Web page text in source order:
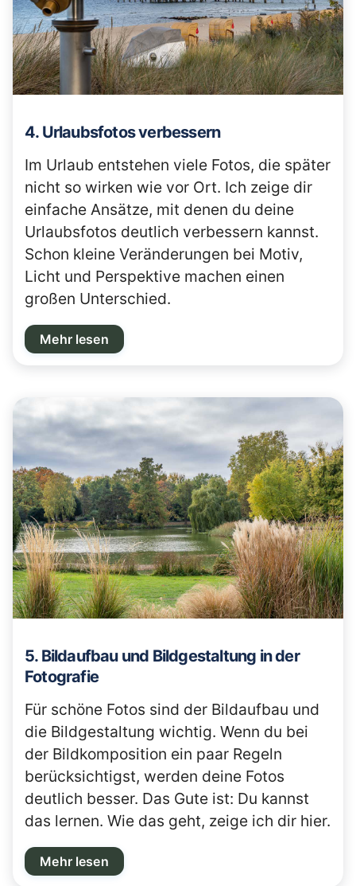
4. Urlaubsfotos verbessern
Im Urlaub entstehen viele Fotos, die später
nicht so wirken wie vor Ort. Ich zeige dir
einfache Ansätze, mit denen du deine
Urlaubsfotos deutlich verbessern kannst.
Schon kleine Veränderungen bei Motiv,
Licht und Perspektive machen einen
großen Unterschied.
Mehr lesen
5. Bildaufbau und Bildgestaltung in der
Fotografie
Für schöne Fotos sind der Bildaufbau und
die Bildgestaltung wichtig. Wenn du bei
der Bildkomposition ein paar Regeln
berücksichtigst, werden deine Fotos
deutlich besser. Das Gute ist: Du kannst
das lernen. Wie das geht, zeige ich dir hier.
Mehr lesen